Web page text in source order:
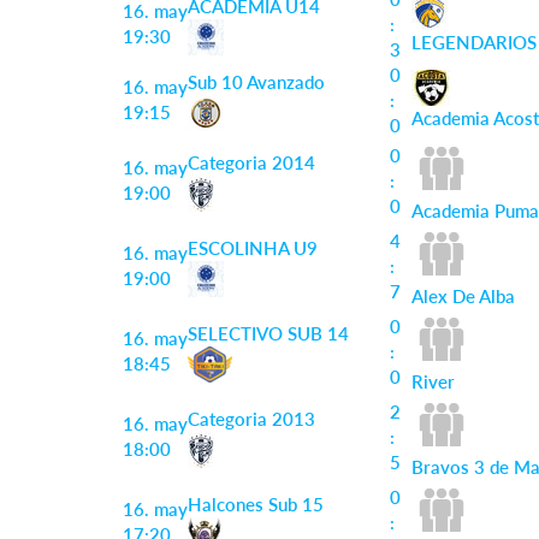
16. may
19:30
ACADEMIA U14
:
3
16. may
19:15
Sub 10 Avanzado
0
:
0 Academia
16. may
19:00
Categoria 2014
0
:
0 Academia
16. may
19:00
ESCOLINHA U9
4
:
7 Alex De Alba
16. may
18:45
SELECTIVO SUB 14
0
:
0 River
16. may
18:00
Categoria 2013
2
:
5
Bravos 3 de
16. may
17:20
Halcones Sub 15
0
: